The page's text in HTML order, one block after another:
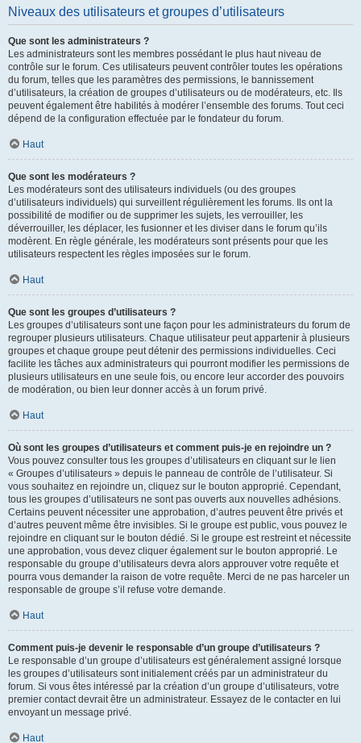
Niveaux des utilisateurs et groupes d’utilisateurs
Que sont les administrateurs ?
Les administrateurs sont les membres possédant le plus haut niveau de
contrôle sur le forum. Ces utilisateurs peuvent contrôler toutes les opérations
du forum, telles que les paramètres des permissions, le bannissement
d’utilisateurs, la création de groupes d’utilisateurs ou de modérateurs, etc. Ils
peuvent également être habilités à modérer l’ensemble des forums. Tout ceci
dépend de la configuration effectuée par le fondateur du forum.
Haut
Que sont les modérateurs ?
Les modérateurs sont des utilisateurs individuels (ou des groupes
d’utilisateurs individuels) qui surveillent régulièrement les forums. Ils ont la
possibilité de modifier ou de supprimer les sujets, les verrouiller, les
déverrouiller, les déplacer, les fusionner et les diviser dans le forum qu’ils
modèrent. En règle générale, les modérateurs sont présents pour que les
utilisateurs respectent les règles imposées sur le forum.
Haut
Que sont les groupes d’utilisateurs ?
Les groupes d’utilisateurs sont une façon pour les administrateurs du forum de
regrouper plusieurs utilisateurs. Chaque utilisateur peut appartenir à plusieurs
groupes et chaque groupe peut détenir des permissions individuelles. Ceci
facilite les tâches aux administrateurs qui pourront modifier les permissions de
plusieurs utilisateurs en une seule fois, ou encore leur accorder des pouvoirs
de modération, ou bien leur donner accès à un forum privé.
Haut
Où sont les groupes d’utilisateurs et comment puis-je en rejoindre un ?
Vous pouvez consulter tous les groupes d’utilisateurs en cliquant sur le lien
« Groupes d’utilisateurs » depuis le panneau de contrôle de l’utilisateur. Si
vous souhaitez en rejoindre un, cliquez sur le bouton approprié. Cependant,
tous les groupes d’utilisateurs ne sont pas ouverts aux nouvelles adhésions.
Certains peuvent nécessiter une approbation, d’autres peuvent être privés et
d’autres peuvent même être invisibles. Si le groupe est public, vous pouvez le
rejoindre en cliquant sur le bouton dédié. Si le groupe est restreint et nécessite
une approbation, vous devez cliquer également sur le bouton approprié. Le
responsable du groupe d’utilisateurs devra alors approuver votre requête et
pourra vous demander la raison de votre requête. Merci de ne pas harceler un
responsable de groupe s’il refuse votre demande.
Haut
Comment puis-je devenir le responsable d’un groupe d’utilisateurs ?
Le responsable d’un groupe d’utilisateurs est généralement assigné lorsque
les groupes d’utilisateurs sont initialement créés par un administrateur du
forum. Si vous êtes intéressé par la création d’un groupe d’utilisateurs, votre
premier contact devrait être un administrateur. Essayez de le contacter en lui
envoyant un message privé.
Haut